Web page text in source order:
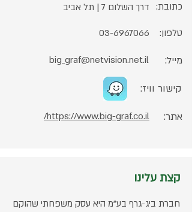
דרך השלום 7 | תל אביב כתובת:
03-6967066 טלפון:
big_graf@netvision.net.il מייל:
קישור וויז:
https://www.big-graf.co.il/ אתר:
קצת עלינו
חברת ביג-גרף בע"מ היא עסק משפחתי שהוקם